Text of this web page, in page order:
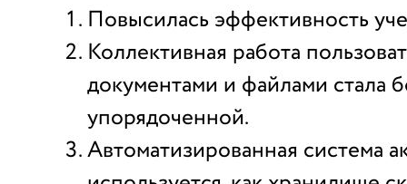
Повысилась эффективность
Коллективная работа
документами и файлами стала
упорядоченной.
Автоматизированная система